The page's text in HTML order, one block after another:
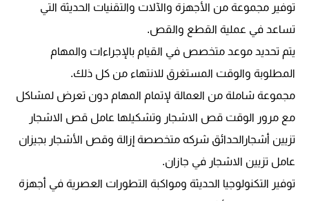
توفير مجموعة من الأجهزة والآلات والتقنيات الحديثة التي
تساعد في عملية القطع والقص.
يتم تحديد موعد متخصص في القيام بالإجراءات والمهام
المطلوبة والوقت المستغرق للانتهاء من كل ذلك.
مجموعة شاملة من العمالة لإتمام المهام دون تعرض لمشاكل
مع مرور الوقت قص الاشجار وتشكيلها عامل قص الاشجار
تزيين أشجارالحدائق شركه متخصصة إزالة وقص الأشجار بجيزان
عامل تزيين الاشجار في جازان.
توفير التكنولوجيا الحديثة ومواكبة التطورات العصرية في أجهزة